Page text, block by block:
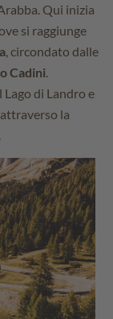
Qui inizia
si raggiunge
, circondato dalle
Cadini.
di Landro e
la